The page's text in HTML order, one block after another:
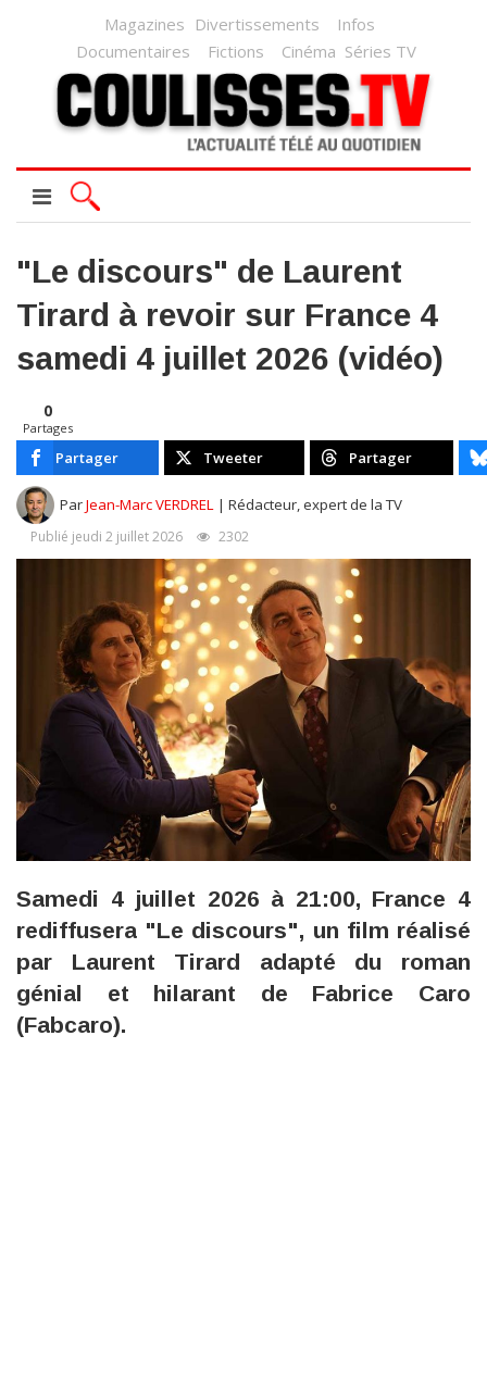
Magazines Divertissements
Infos
Documentaires
Fictions Cinéma Séries TV
"Le discours" de Laurent
Tirard à revoir sur France 4
samedi 4 juillet 2026 (vidéo)
0
Partages
Partager Tweeter Partager
ParJean-Marc VERDREL | Rédacteur, expert de la TV
Publié jeudi 2 juillet 2026 2302
Samedi 4 juillet 2026 à 21:00, France 4
rediffusera "Le discours", un film réalisé
par Laurent Tirard adapté du roman
génial et hilarant de Fabrice Caro
(Fabcaro).